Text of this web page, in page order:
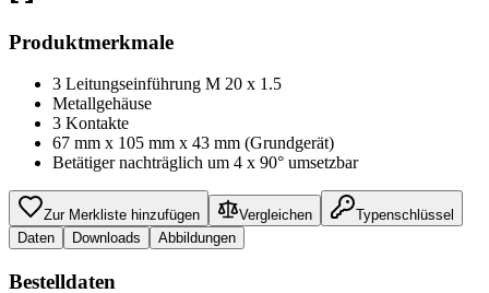
Produktmerkmale
3 Leitungseinführung M 20 x 1.5
Metallgehäuse
3 Kontakte
67 mm x 105 mm x 43 mm (Grundgerät)
Betätiger nachträglich um 4 x 90° umsetzbar
Zur Merkliste hinzufügen Vergleichen
Typenschlüssel
Daten
Downloads Abbildungen
Bestelldaten